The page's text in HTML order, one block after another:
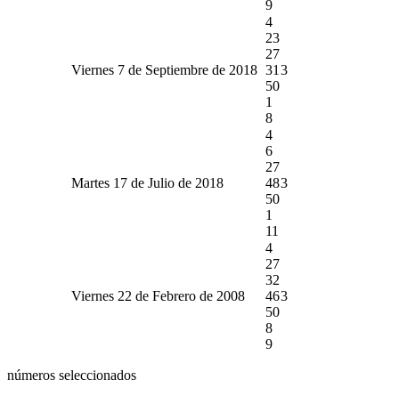
9
Viernes 7 de Septiembre de 2018
4
23
27
31
50
1
8
3
Martes 17 de Julio de 2018
4
6
27
48
50
1
11
3
Viernes 22 de Febrero de 2008
4
27
32
46
50
8
9
3
números seleccionados